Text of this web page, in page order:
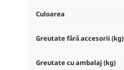
Culoarea
Greutate fără accesorii (kg)
Greutate cu ambalaj (kg)